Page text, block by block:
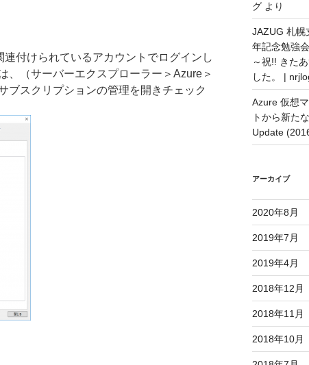
付けられているアカウントでログインし
、（サーバーエクスプローラー＞Azure＞
ブスクリプションの管理を開きチェック
グより
JAZUG 札幌
年記念勉強
～祝!! きた
した。 |
Azure 仮想
トから新た
Update
アーカイブ
2020年8月
2019年7月
2019年4月
2018年12月
2018年11月
2018年10月